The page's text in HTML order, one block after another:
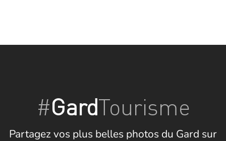
#GardTourisme
Partagez vos plus belles photos du Gard sur